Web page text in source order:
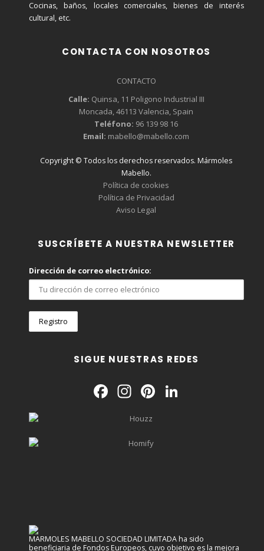
Cocinas, baños, locales comerciales, bienes de interés
cultural, etc.
CONTACTA CON NOSOTROS
CONTACTO
Calle: Quinsa, 11 Poligono Industrial III
Moncada, 46113 Valencia, Spain
Teléfono: 96 139 98 16
Email: mabello@mabello.com
Copyright © Todos los derechos reservados. Mármoles
Mabello.
Política de cookies
Política de Privacidad
Aviso Legal
SUSCRÍBETE A NUESTRA NEWSLETTER
Dirección de correo electrónico:
SIGUE NUESTRAS REDES
FacebookInstagramPinterest
MARMOLES MABELLO SOCIEDAD LIMITADA ha sido
beneficiaria de Fondos Europeos, cuyo objetivo es la mejora